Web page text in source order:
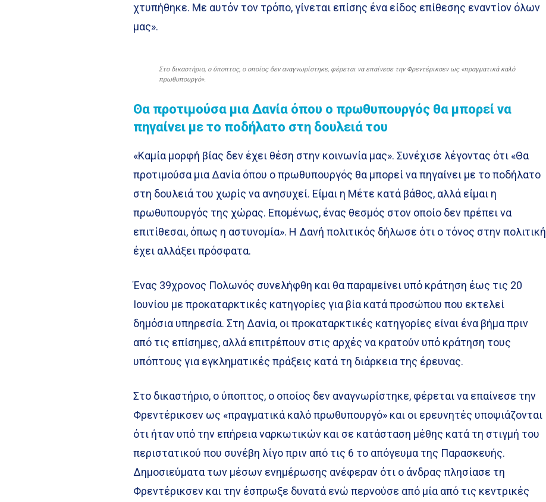
χτυπήθηκε. Με αυτόν τον τρόπο, γίνεται επίσης ένα είδος επίθεσης εναντίον όλων
μας».
Στο δικαστήριο, ο ύποπτος, ο οποίος δεν αναγνωρίστηκε, φέρεται να επαίνεσε την Φρεντέρικσεν ως «πραγματικά καλό
πρωθυπουργό».
Θα προτιμούσα μια Δανία όπου ο πρωθυπουργός θα μπορεί να
πηγαίνει με το ποδήλατο στη δουλειά του
«Καμία μορφή βίας δεν έχει θέση στην κοινωνία μας». Συνέχισε λέγοντας ότι «Θα
προτιμούσα μια Δανία όπου ο πρωθυπουργός θα μπορεί να πηγαίνει με το ποδήλατο
στη δουλειά του χωρίς να ανησυχεί. Είμαι η Μέτε κατά βάθος, αλλά είμαι η
πρωθυπουργός της χώρας. Επομένως, ένας θεσμός στον οποίο δεν πρέπει να
επιτίθεσαι, όπως η αστυνομία». Η Δανή πολιτικός δήλωσε ότι ο τόνος στην πολιτική
έχει αλλάξει πρόσφατα.
Ένας 39χρονος Πολωνός συνελήφθη και θα παραμείνει υπό κράτηση έως τις 20
Ιουνίου με προκαταρκτικές κατηγορίες για βία κατά προσώπου που εκτελεί
δημόσια υπηρεσία. Στη Δανία, οι προκαταρκτικές κατηγορίες είναι ένα βήμα πριν
από τις επίσημες, αλλά επιτρέπουν στις αρχές να κρατούν υπό κράτηση τους
υπόπτους για εγκληματικές πράξεις κατά τη διάρκεια της έρευνας.
Στο δικαστήριο, ο ύποπτος, ο οποίος δεν αναγνωρίστηκε, φέρεται να επαίνεσε την
Φρεντέρικσεν ως «πραγματικά καλό πρωθυπουργό» και οι ερευνητές υποψιάζονται
ότι ήταν υπό την επήρεια ναρκωτικών και σε κατάσταση μέθης κατά τη στιγμή του
περιστατικού που συνέβη λίγο πριν από τις 6 το απόγευμα της Παρασκευής.
Δημοσιεύματα των μέσων ενημέρωσης ανέφεραν ότι ο άνδρας πλησίασε τη
Φρεντέρικσεν και την έσπρωξε δυνατά ενώ περνούσε από μία από τις κεντρικές